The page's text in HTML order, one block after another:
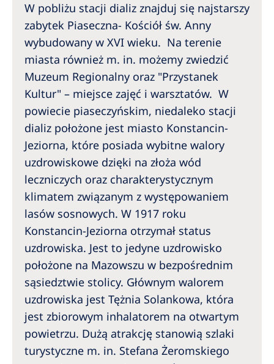
W pobliżu stacji dializ znajduj się najstarszy
zabytek Piaseczna- Kościół św. Anny
wybudowany w XVI wieku. Na terenie
miasta również m. in. możemy zwiedzić
Muzeum Regionalny oraz "Przystanek
Kultur" – miejsce zajęć i warsztatów. W
powiecie piaseczyńskim, niedaleko stacji
dializ położone jest miasto Konstancin-
Jeziorna, które posiada wybitne walory
uzdrowiskowe dzięki na złoża wód
leczniczych oraz charakterystycznym
klimatem związanym z występowaniem
lasów sosnowych. W 1917 roku
Konstancin-Jeziorna otrzymał status
uzdrowiska. Jest to jedyne uzdrowisko
położone na Mazowszu w bezpośrednim
sąsiedztwie stolicy. Głównym walorem
uzdrowiska jest Tężnia Solankowa, która
jest zbiorowym inhalatorem na otwartym
powietrzu. Dużą atrakcję stanowią szlaki
turystyczne m. in. Stefana Żeromskiego